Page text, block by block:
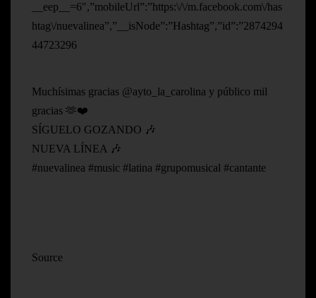
__eep__=6″,”mobileUrl”:”https:\/\/m.facebook.com\/has
htag\/nuevalinea”,”__isNode”:”Hashtag”,”id”:”2874294
44723296
Muchísimas gracias @ayto_la_carolina y público mil
gracias 🫶❤️
SÍGUELO GOZANDO 🎶
NUEVA LÍNEA 🎶
#nuevalinea #music #latina #grupomusical #cantante
Source